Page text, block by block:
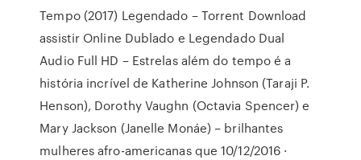
Tempo (2017) Legendado – Torrent Download
assistir Online Dublado e Legendado Dual
Audio Full HD – Estrelas além do tempo é a
história incrível de Katherine Johnson (Taraji P.
Henson), Dorothy Vaughn (Octavia Spencer) e
Mary Jackson (Janelle Monáe) – brilhantes
mulheres afro-americanas que 10/12/2016 ·